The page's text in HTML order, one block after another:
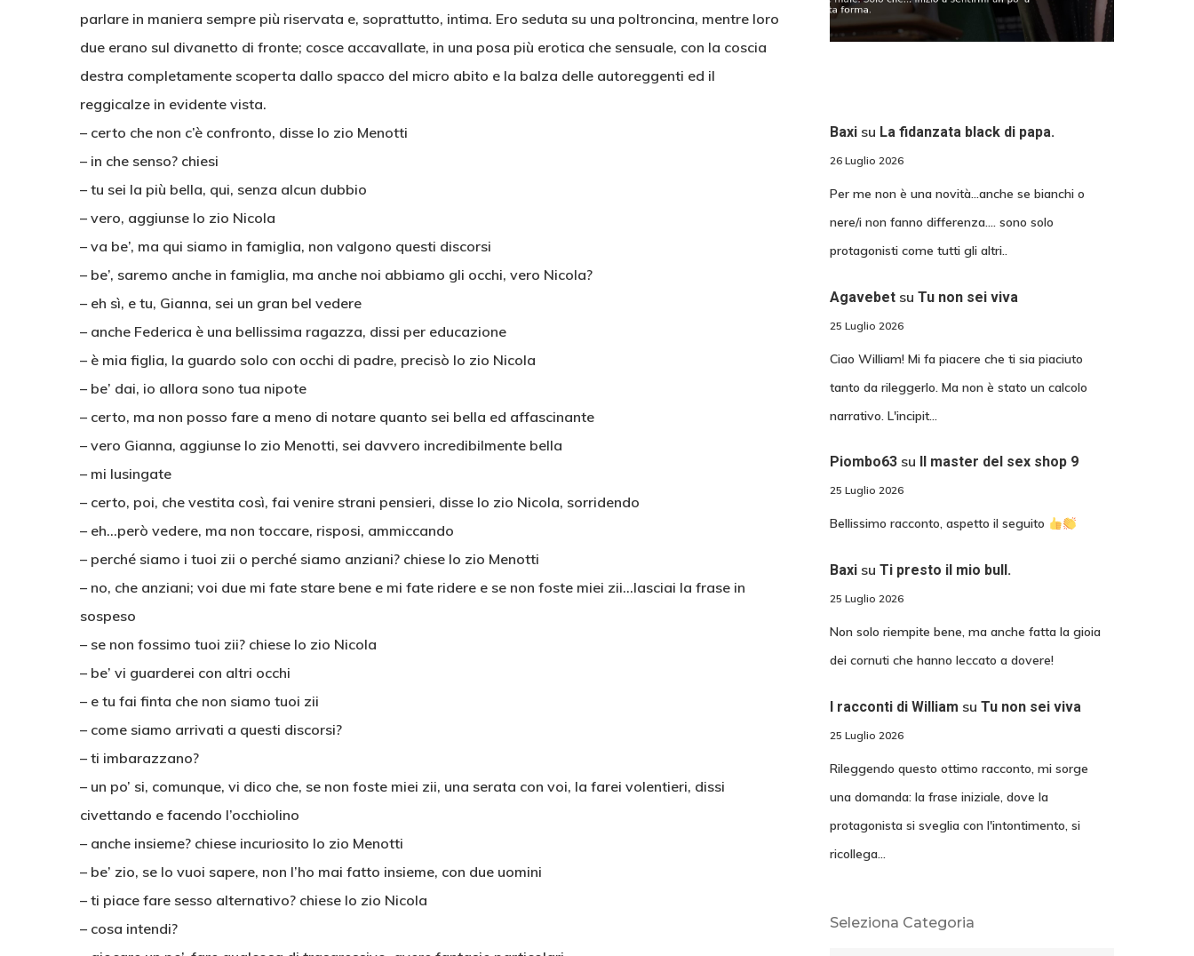
parlare in maniera sempre più riservata e, soprattutto, intima. Ero seduta su una poltroncina, mentre loro
due erano sul divanetto di fronte; cosce accavallate, in una posa più erotica che sensuale, con la coscia
destra completamente scoperta dallo spacco del micro abito e la balza delle autoreggenti ed il
reggicalze in evidente vista.
– certo che non c’è confronto, disse lo zio Menotti
– in che senso? chiesi
– tu sei la più bella, qui, senza alcun dubbio
– vero, aggiunse lo zio Nicola
– va be’, ma qui siamo in famiglia, non valgono questi discorsi
– be’, saremo anche in famiglia, ma anche noi abbiamo gli occhi, vero Nicola?
– eh sì, e tu, Gianna, sei un gran bel vedere
– anche Federica è una bellissima ragazza, dissi per educazione
– è mia figlia, la guardo solo con occhi di padre, precisò lo zio Nicola
– be’ dai, io allora sono tua nipote
– certo, ma non posso fare a meno di notare quanto sei bella ed affascinante
– vero Gianna, aggiunse lo zio Menotti, sei davvero incredibilmente bella
– mi lusingate
– certo, poi, che vestita così, fai venire strani pensieri, disse lo zio Nicola, sorridendo
– eh…però vedere, ma non toccare, risposi, ammiccando
– perché siamo i tuoi zii o perché siamo anziani? chiese lo zio Menotti
– no, che anziani; voi due mi fate stare bene e mi fate ridere e se non foste miei zii…lasciai la frase in
sospeso
– se non fossimo tuoi zii? chiese lo zio Nicola
– be’ vi guarderei con altri occhi
– e tu fai finta che non siamo tuoi zii
– come siamo arrivati a questi discorsi?
– ti imbarazzano?
– un po’ si, comunque, vi dico che, se non foste miei zii, una serata con voi, la farei volentieri, dissi
civettando e facendo l’occhiolino
– anche insieme? chiese incuriosito lo zio Menotti
– be’ zio, se lo vuoi sapere, non l’ho mai fatto insieme, con due uomini
– ti piace fare sesso alternativo? chiese lo zio Nicola
– cosa intendi?
Baxisu La fidanzata black di papa.
26 Luglio 2026
Per me non è una novità...anche se bianchi o
nere/i non fanno differenza.... sono solo
protagonisti come tutti gli altri..
Agavebetsu Tu non sei viva
25 Luglio 2026
Ciao William! Mi fa piacere che ti sia piaciuto
tanto da rileggerlo. Ma non è stato un calcolo
narrativo. L'incipit…
Piombo63su Il master del sex shop 9
25 Luglio 2026
Bellissimo racconto, aspetto il seguito
Baxisu Ti presto il mio bull.
25 Luglio 2026
Non solo riempite bene, ma anche fatta la gioia
dei cornuti che hanno leccato a dovere!
I racconti di William su Tu non sei viva
25 Luglio 2026
Rileggendo questo ottimo racconto, mi sorge
una domanda: la frase iniziale, dove la
protagonista si sveglia con l'intontimento, si
ricollega…
Seleziona Categoria